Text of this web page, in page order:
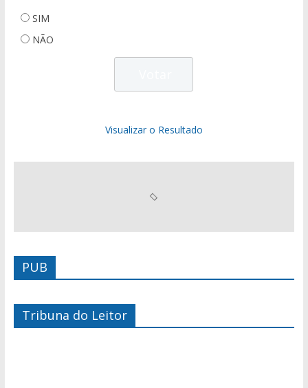
SIM
NÃO
Visualizar o Resultado
PUB
Tribuna do Leitor